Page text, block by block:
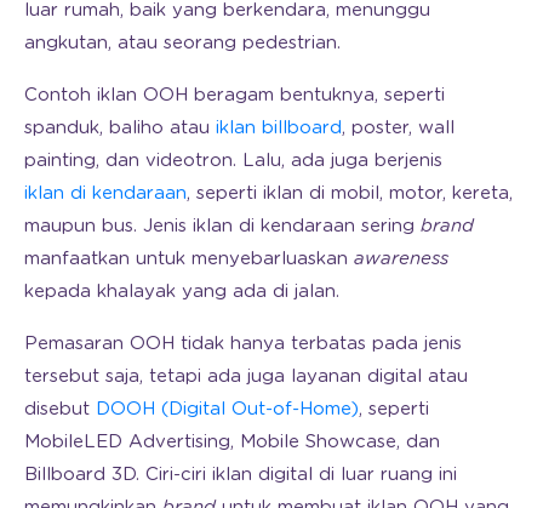
luar rumah, baik yang berkendara, menunggu
angkutan, atau seorang pedestrian.
Contoh iklan OOH beragam bentuknya, seperti
spanduk, baliho atau iklan billboard, poster, wall
painting, dan videotron. Lalu, ada juga berjenis
iklan di kendaraan, seperti iklan di mobil, motor, kereta,
maupun bus. Jenis iklan di kendaraan sering brand
manfaatkan untuk menyebarluaskan awareness
kepada khalayak yang ada di jalan.
Pemasaran OOH tidak hanya terbatas pada jenis
tersebut saja, tetapi ada juga layanan digital atau
disebut DOOH (Digital Out-of-Home), seperti
MobileLED Advertising, Mobile Showcase, dan
Billboard 3D. Ciri-ciri iklan digital di luar ruang ini